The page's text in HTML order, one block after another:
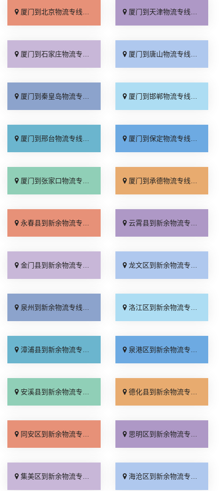
厦门到北京物流专线_上门取件「不随意加价」 厦门到天津物流专线_专线快运「直通专线」
厦门到石家庄物流专线_多久能到「诚信为先」 厦门到唐山物流专线_上门提货「准时准点」
厦门到秦皇岛物流专线_高速快运「整车配货」 厦门到邯郸物流专线_全境到达「无需中转」
厦门到邢台物流专线_需要几天「要多少钱」 厦门到保定物流专线_多少一吨「定点发车」
厦门到张家口物流专线_专线快运「运价查询」 厦门到承德物流专线_专线快运「零担配货」
永春县到新余物流专线_运费多少「按时送达」 云霄县到新余物流专线_诚信为先「高效快运」
金门县到新余物流专线_运价行情「限时必达」 龙文区到新余物流专线_多年经验「运价实惠」
泉州到新余物流专线_高效快运「多少一吨」 洛江区到新余物流专线_全境配送「多少一方」
漳浦县到新余物流专线_直发全境「价格实惠」 泉港区到新余物流专线_计费标准「托运省心」
安溪县到新余物流专线_专业可靠「随叫随到」 德化县到新余物流专线_要多少钱「全境到达」
同安区到新余物流专线_怎么收费「快速响应」 思明区到新余物流专线_全境派送「资质齐全」
集美区到新余物流专线_实时反馈「放心物流」 海沧区到新余物流专线_省事省心「运价实惠」